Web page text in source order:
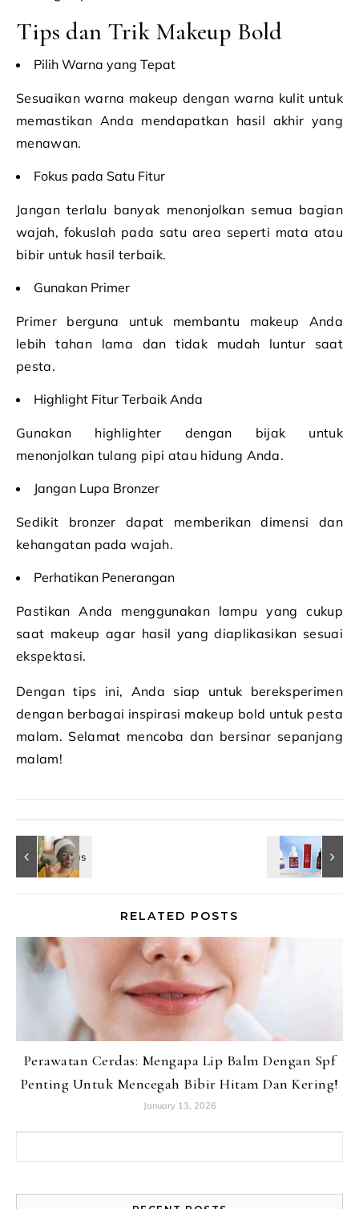
Tips dan Trik Makeup Bold
Pilih Warna yang Tepat
Sesuaikan warna makeup dengan warna kulit untuk
memastikan Anda mendapatkan hasil akhir yang
menawan.
Fokus pada Satu Fitur
Jangan terlalu banyak menonjolkan semua bagian
wajah, fokuslah pada satu area seperti mata atau
bibir untuk hasil terbaik.
Gunakan Primer
Primer berguna untuk membantu makeup Anda
lebih tahan lama dan tidak mudah luntur saat
pesta.
Highlight Fitur Terbaik Anda
Gunakan highlighter dengan bijak untuk
menonjolkan tulang pipi atau hidung Anda.
Jangan Lupa Bronzer
Sedikit bronzer dapat memberikan dimensi dan
kehangatan pada wajah.
Perhatikan Penerangan
Pastikan Anda menggunakan lampu yang cukup
saat makeup agar hasil yang diaplikasikan sesuai
ekspektasi.
Dengan tips ini, Anda siap untuk bereksperimen
dengan berbagai inspirasi makeup bold untuk pesta
malam. Selamat mencoba dan bersinar sepanjang
malam!
RELATED POSTS
Perawatan Cerdas: Mengapa Lip Balm Dengan Spf
Penting Untuk Mencegah Bibir Hitam Dan Kering!
January 13, 2026